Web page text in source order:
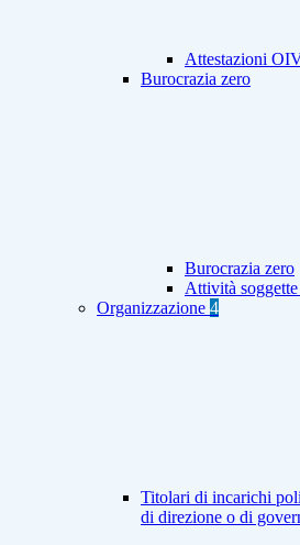
Attestazioni
Burocrazia zero
Burocrazia zero
Attività
Organizzazione 4
Titolari di incarichi
di direzione o di